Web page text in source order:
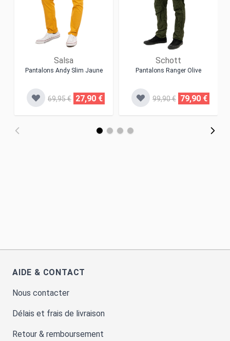
Salsa
Pantalons Andy Slim Jaune
69,95 € 27,90 €
Schott
Pantalons Ranger Olive
99,90 € 79,90 €
AIDE & CONTACT
Nous contacter
Délais et frais de livraison
Retour & remboursement